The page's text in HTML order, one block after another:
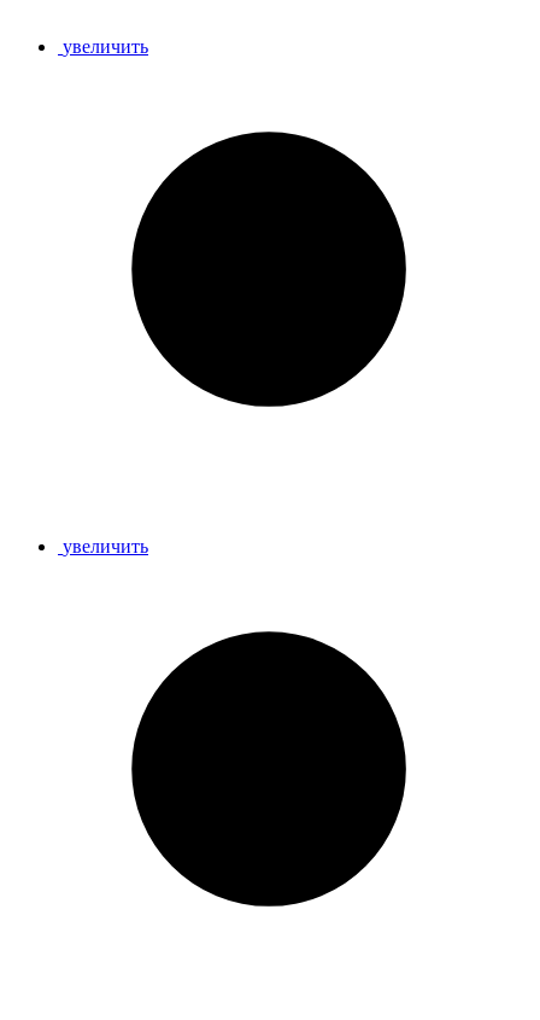
увеличить
увеличить